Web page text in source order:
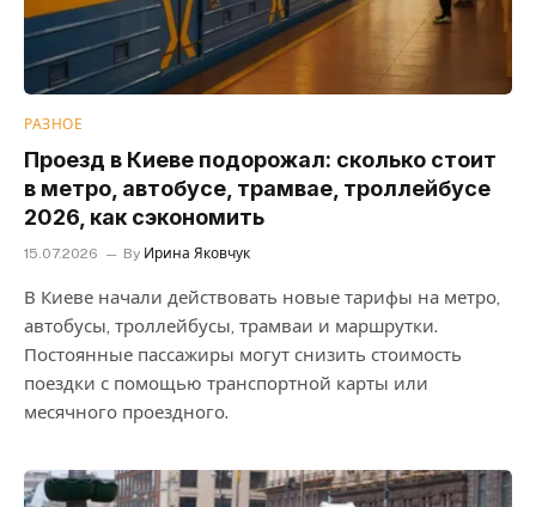
РАЗНОЕ
Проезд в Киеве подорожал: сколько стоит
в метро, ​​автобусе, трамвае, троллейбусе
2026, как сэкономить
15.07.2026 By Ирина Яковчук
В Киеве начали действовать новые тарифы на метро,
автобусы, троллейбусы, трамваи и маршрутки.
Постоянные пассажиры могут снизить стоимость
поездки с помощью транспортной карты или
месячного проездного.